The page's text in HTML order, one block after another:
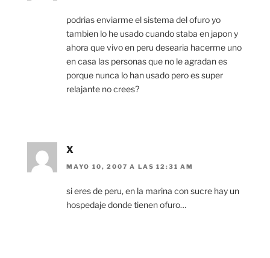
podrias enviarme el sistema del ofuro yo
tambien lo he usado cuando staba en japon y
ahora que vivo en peru desearia hacerme uno
en casa las personas que no le agradan es
porque nunca lo han usado pero es super
relajante no crees?
X
MAYO 10, 2007 A LAS 12:31 AM
si eres de peru, en la marina con sucre hay un
hospedaje donde tienen ofuro…